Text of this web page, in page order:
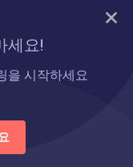
지금 바로 시도해 보세요
세요!
을 시작하세요